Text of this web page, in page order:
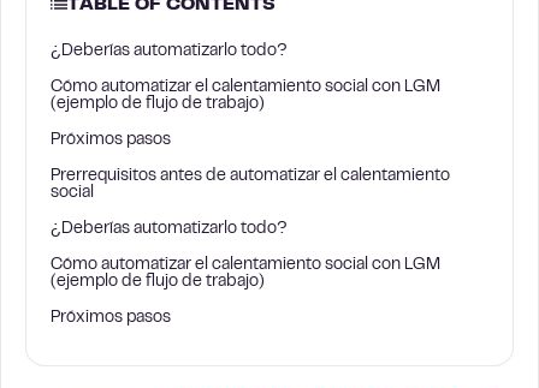
TABLE OF CONTENTS
¿Deberías automatizarlo todo?
Cómo automatizar el calentamiento social con LGM
(ejemplo de flujo de trabajo)
Próximos pasos
Prerrequisitos antes de automatizar el calentamiento
social
¿Deberías automatizarlo todo?
Cómo automatizar el calentamiento social con LGM
(ejemplo de flujo de trabajo)
Próximos pasos